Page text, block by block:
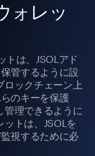
ォレッ
トは、JSOLアド
管するように設
ロックチェーン上
のキーを保護
管理できるように
トは、JSOLを
視するために必